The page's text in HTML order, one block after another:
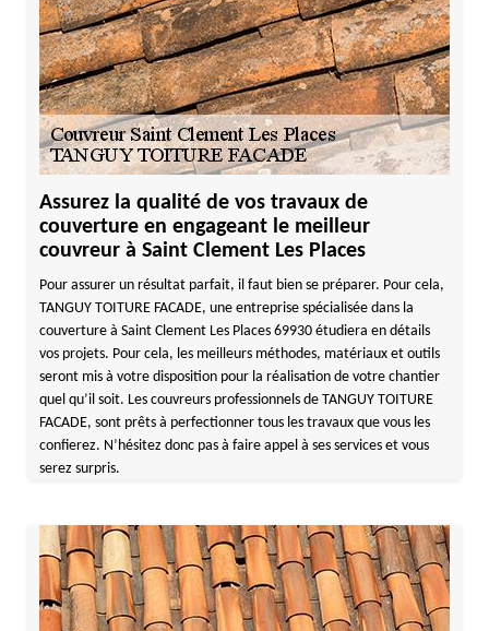
Assurez la qualité de vos travaux de
couverture en engageant le meilleur
couvreur à Saint Clement Les Places
Pour assurer un résultat parfait, il faut bien se préparer. Pour cela,
TANGUY TOITURE FACADE, une entreprise spécialisée dans la
couverture à Saint Clement Les Places 69930 étudiera en détails
vos projets. Pour cela, les meilleurs méthodes, matériaux et outils
seront mis à votre disposition pour la réalisation de votre chantier
quel qu’il soit. Les couvreurs professionnels de TANGUY TOITURE
FACADE, sont prêts à perfectionner tous les travaux que vous les
confierez. N’hésitez donc pas à faire appel à ses services et vous
serez surpris.